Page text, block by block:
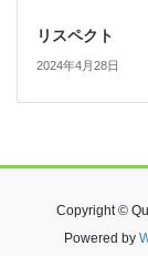
リスペクト
2024年4月28日
Copyright ©
Powered by